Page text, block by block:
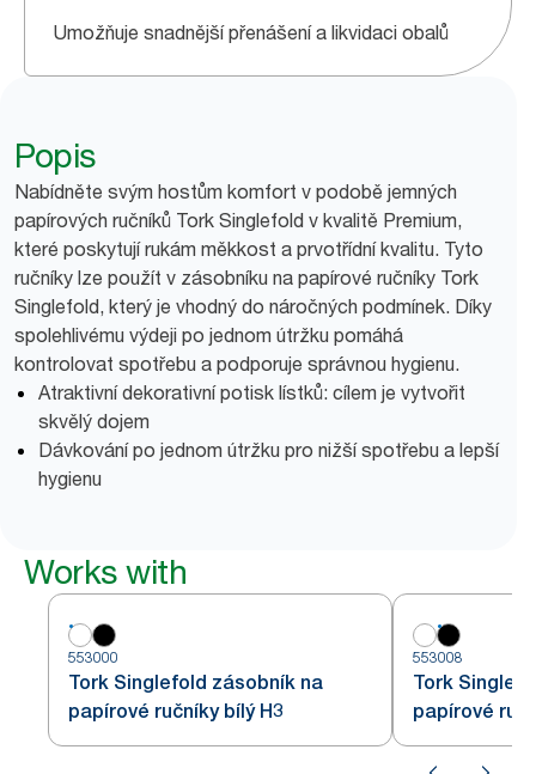
Umožňuje snadnější přenášení a likvidaci obalů
Popis
Nabídněte svým hostům komfort v podobě jemných
papírových ručníků Tork Singlefold v kvalitě Premium,
které poskytují rukám měkkost a prvotřídní kvalitu. Tyto
ručníky lze použít v zásobníku na papírové ručníky Tork
Singlefold, který je vhodný do náročných podmínek. Díky
spolehlivému výdeji po jednom útržku pomáhá
kontrolovat spotřebu a podporuje správnou hygienu.
Atraktivní dekorativní potisk lístků: cílem je vytvořit
skvělý dojem
Dávkování po jednom útržku pro nižší spotřebu a lepší
hygienu
Works with
553000
Tork Singlefold zásobník na
papírové ručníky bílý H3
553008
Tork
papírové